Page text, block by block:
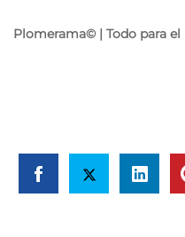
Plomerama© | Todo para